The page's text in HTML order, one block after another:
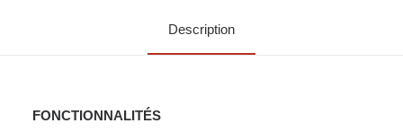
Description
FONCTIONNALITÉS